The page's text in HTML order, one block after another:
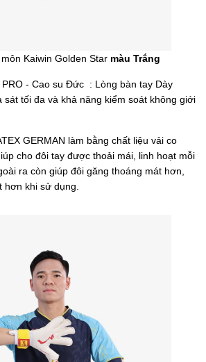
Kaiwin Golden Star màu Trắng
PRO - Cao su Đức : Lòng bàn tay Dày
sát tối đa và khả năng kiểm soát không giới
GERMAN làm bằng chất liệu vải co
cho đôi tay được thoải mái, linh hoạt mỗi
ra còn giúp đôi găng thoáng mát hơn,
hơn khi sử dụng.